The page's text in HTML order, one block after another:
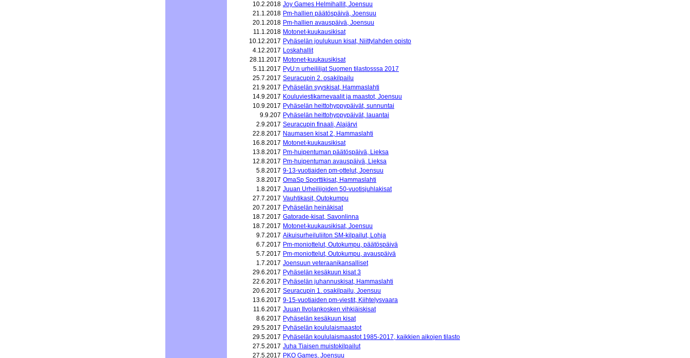
10.2.2018 Joy Games Helmihallit, Joensuu
21.1.2018 Pm-hallien päätöspäivä, Joensuu
20.1.2018 Pm-hallien avauspäivä, Joensuu
11.1.2018 Motonet-kuukausikisat
10.12.2017 Pyhäselän joulukuun kisat, Niittylahden opisto
4.12.2017 Loskahallit
28.11.2017 Motonet-kuukausikisat
5.11.2017 PyU:n urheililjat Suomen tilastosssa 2017
25.7.2017 Seuracupin 2. osakilpailu
21.9.2017 Pyhäselän syyskisat, Hammaslahti
14.9.2017 Kouluviestikarnevaalit ja maastot, Joensuu
10.9.2017 Pyhäselän heittohyppypäivät, sunnuntai
9.9.207 Pyhäselän heittohyppypäivät, lauantai
2.9.2017 Seuracupin finaali, Alajärvi
22.8.2017 Naumasen kisat 2, Hammaslahti
16.8.2017 Motonet-kuukausikisat
13.8.2017 Pm-huipentuman päätöspäivä, Lieksa
12.8.2017 Pm-huipentuman avauspäivä, Lieksa
5.8.2017 9-13-vuotiaiden pm-ottelut, Joensuu
3.8.2017 OmaSp Sporttikisat, Hammaslahti
1.8.2017 Juuan Urheilijoiden 50-vuotisjuhlakisat
27.7.2017 Vauhtikasit, Outokumpu
20.7.2017 Pyhäselän heinäkisat
18.7.2017 Gatorade-kisat, Savonlinna
18.7.2017 Motonet-kuukausikisat, Joensuu
9.7.2017 Aikuisurheiluliiton SM-kilpailut, Lohja
6.7.2017 Pm-moniottelut, Outokumpu, päätöspäivä
5.7.2017 Pm-moniottelut, Outokumpu, avauspäivä
1.7.2017 Joensuun veteraanikansalliset
29.6.2017 Pyhäselän kesäkuun kisat 3
22.6.2017 Pyhäselän juhannuskisat, Hammaslahti
20.6.2017 Seuracupin 1. osakilpailu, Joensuu
13.6.2017 9-15-vuotiaiden pm-viestit, Kiihtelysvaara
11.6.2017 Juuan Ilvolankosken vihkiäiskisat
8.6.2017 Pyhäselän kesäkuun kisat
29.5.2017 Pyhäselän koululaismaastot
29.5.2017 Pyhäselän koululaismaastot 1985-2017, kaikkien aikojen tilasto
27.5.2017 Juha Tiaisen muistokilpailut
27.5.2017 PKO Games, Joensuu